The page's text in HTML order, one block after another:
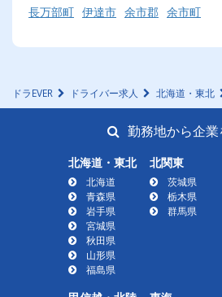
長万部町 伊達市 余市郡 余市町
ドラEVER ドライバー求人 北海道・東北
勤務地から企業
北海道・東北
北海道
青森県
岩手県
宮城県
秋田県
山形県
福島県
北関東
茨城県
栃木県
群馬県